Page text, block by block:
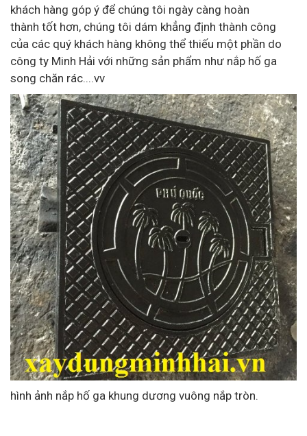
khách hàng góp ý để chúng tôi ngày càng hoàn
thành tốt hơn, chúng tôi dám khẳng định thành công
của các quý khách hàng không thể thiếu một phần do
công ty Minh Hải với những sản phẩm như nắp hố ga
song chăn rác....vv
hình ảnh nắp hố ga khung dương vuông nắp tròn.